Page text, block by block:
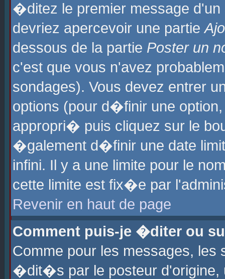
�ditez le premier message
devriez apercevoir une partie
dessous de la partie Poster un
c'est que vous n'avez
sondages). Vous devez entrer
options (pour d�finir une
appropri� puis cliquez sur le
�galement d�finir une date
infini. Il y a une limite pour le
cette limite est fix�e par
Revenir en haut de page
Comment puis-je �diter ou
Comme pour les messages,
�dit�s par le posteur d'origine,